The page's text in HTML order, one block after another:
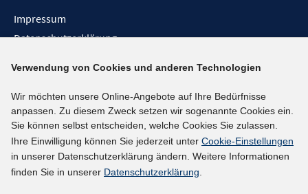
Impressum
Datenschutzerklärung
Barrieren melden
Social-Media-Kanäle
BlueSky
YouTube
LinkedIn
Verwendung von Cookies und anderen Technologien
Wir möchten unsere Online-Angebote auf Ihre Bedürfnisse
anpassen. Zu diesem Zweck setzen wir sogenannte Cookies ein.
Sie können selbst entscheiden, welche Cookies Sie zulassen.
Ihre Einwilligung können Sie jederzeit unter Cookie-Einstellungen
in unserer Datenschutzerklärung ändern. Weitere Informationen
finden Sie in unserer Datenschutzerklärung.